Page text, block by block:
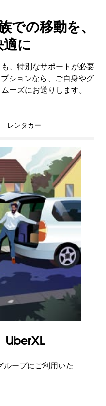
での移動を、
に
、特別なサポートが必要
ションなら、ご自身やグ
ーズにお送りします。
レンタカー
UberXL
ループにご利用いた